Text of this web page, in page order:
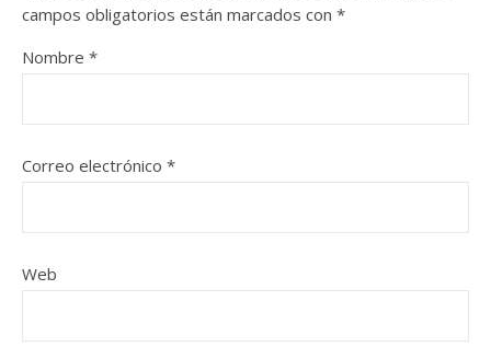
campos obligatorios están marcados con *
Nombre *
Correo electrónico *
Web